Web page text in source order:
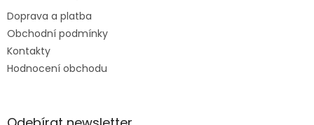
Doprava a platba
Obchodní podmínky
Kontakty
Hodnocení obchodu